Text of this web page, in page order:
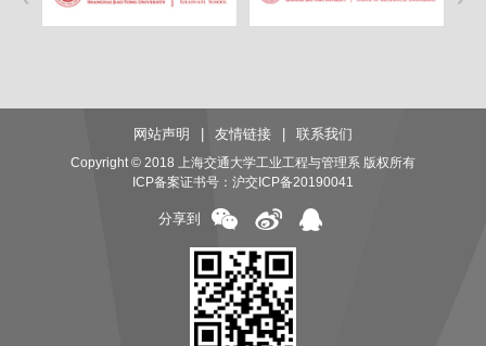
网站声明 | 友情链接 | 联系我们
Copyright © 2018 上海交通大学工业工程与管理系 版权所有
ICP备案证书号： 沪交ICP备20190041
分享到